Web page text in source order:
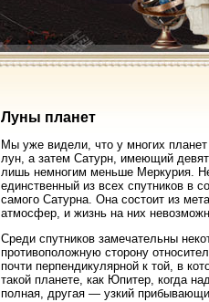
Луны планет
Мы уже видели, что у многих
лун, а затем Сатурн, имеющий
лишь немногим меньше Меркурия.
единственный из всех спутников в
самого Сатурна. Она состоит из
атмосфер, и жизнь на них
Среди спутников замечательны
противоположную сторону
почти перпендикулярной к той, в
такой планете, как Юпитер, когда
полная, другая — узкий